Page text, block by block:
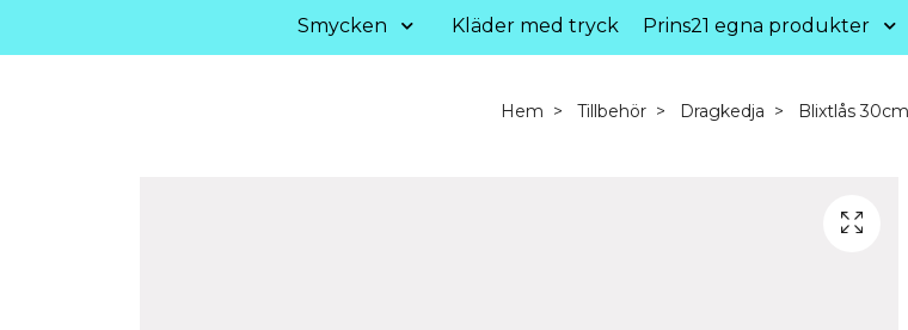
Smycken
Kläder med tryck Prins21 egna produkter
Hem Tillbehör Dragkedja Blixtlås